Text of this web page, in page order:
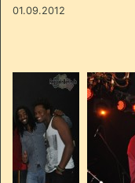
01.09.2012